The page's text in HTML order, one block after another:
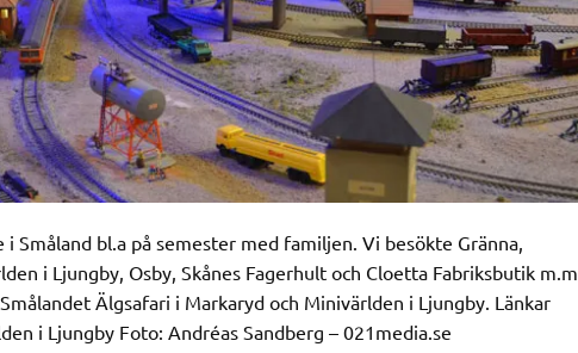
Småland bl.a på semester med familjen. Vi besökte Gränna,
i Ljungby, Osby, Skånes Fagerhult och Cloetta Fabriksbutik m.m.
Älgsafari i Markaryd och Minivärlden i Ljungby. Länkar
i Ljungby Foto: Andréas Sandberg – 021media.se